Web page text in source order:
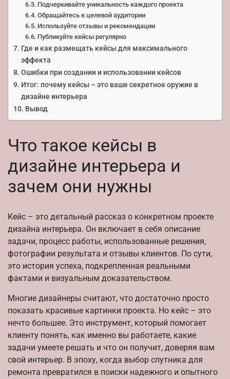
Подчеркивайте уникальность каждого проекта
Обращайтесь к целевой аудитории
Используйте отзывы и рекомендации
Публикуйте кейсы регулярно
Где и как размещать кейсы для максимального
эффекта
Ошибки при создании и использовании кейсов
Итог: почему кейсы – это ваше секретное оружие в
дизайне интерьера
Вывод
Что такое кейсы в
дизайне интерьера и
зачем они нужны
Кейс – это детальный рассказ о конкретном проекте
дизайна интерьера. Он включает в себя описание
задачи, процесс работы, использованные решения,
фотографии результата и отзывы клиентов. По сути,
это история успеха, подкрепленная реальными
фактами и визуальным доказательством.
Многие дизайнеры считают, что достаточно просто
показать красивые картинки проекта. Но кейс – это
нечто большее. Это инструмент, который помогает
клиенту понять, как именно вы работаете, какие
задачи умеете решать и что он получит, доверяя вам
свой интерьер. В эпоху, когда выбор спутника для
ремонта превратился в поиски надежного и опытного